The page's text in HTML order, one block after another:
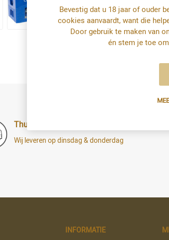
het "European Water
gouden medaille
leiderschap in
chaydfontaine een
Thuislevering:
Wij leveren op dinsdag & donderdag
INFORMATIE
Bevestig dat u 18 jaar of ouder
cookies aanvaardt, want die
Door gebruik te maken van
én stem je toe